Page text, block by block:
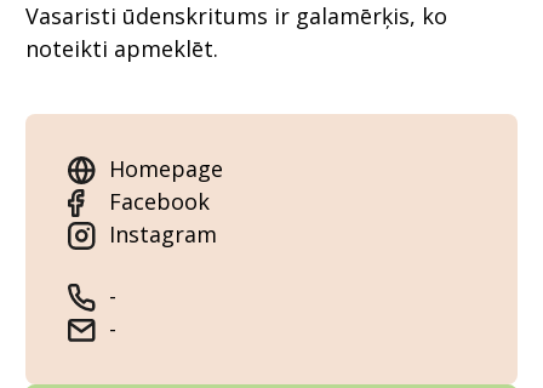
Vasaristi ūdenskritums ir galamērķis, ko
noteikti apmeklēt.
Homepage
Facebook
Instagram
-
-